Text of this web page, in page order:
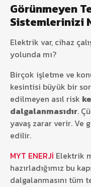
Görünmeyen
Sistemlerinizi
Elektrik var, cihaz
yolunda mı?
Birçok işletme ve
kesintisi büyük bir
edilmeyen asıl risk
dalgalanmasıdır.
yavaş zarar verir. Ve
edilir.
MYT ENERJİ Elektrik
hazırladığımız bu
dalgalanmasını tüm